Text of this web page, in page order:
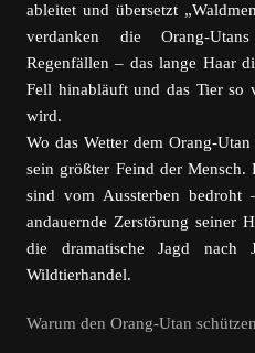
ableitet und übersetzt
verdanken die Orang-
Regenfällen – das lange Haar
Fell hinabläuft und das Tier so
wird.
Wo das Wetter dem Orang-
sein größter Feind der Mensch.
sind vom Aussterben
andauernde Zerstörung seiner
die dramatische Jagd nach
Wildtierhandel.
Warum den Orang-Utan